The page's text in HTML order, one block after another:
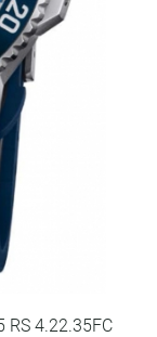
RS 4.22.35FC